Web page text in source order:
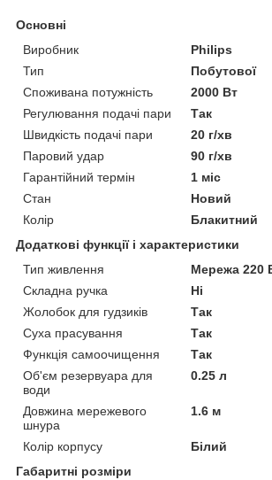
Основні
Виробник
Philips
Тип
Побутової
Споживана потужність
2000 Вт
Регулювання подачі пари
Так
Швидкість подачі пари
20 г/хв
Паровий удар
90 г/хв
Гарантійний термін
1 міс
Стан
Новий
Колір
Блакитний
Додаткові функції і характеристики
Тип живлення
Мережа 220
Складна ручка
Ні
Жолобок для гудзиків
Так
Суха прасування
Так
Функція самоочищення
Так
Об'єм резервуара для
води
0.25 л
Довжина мережевого
шнура
1.6 м
Колір корпусу
Білий
Габаритні розміри